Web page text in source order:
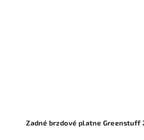
Zadné brzdové platne Greenstuff